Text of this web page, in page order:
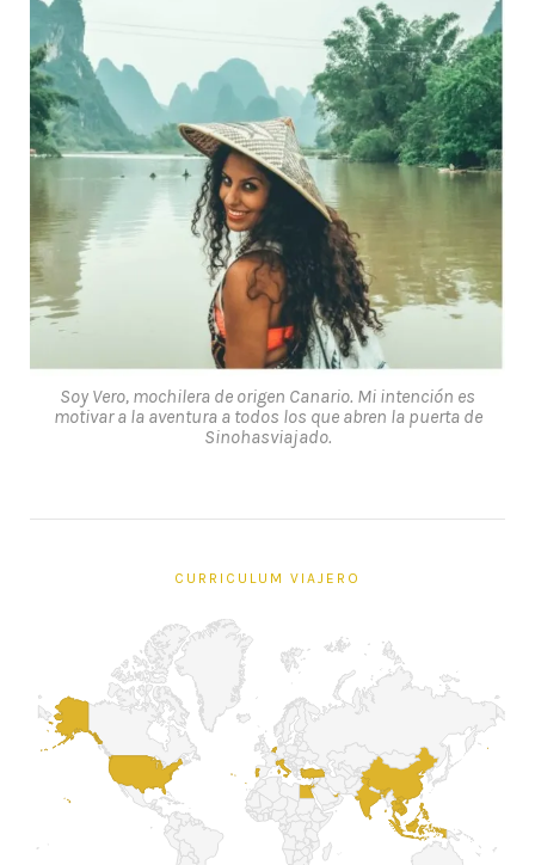
Soy Vero, mochilera de origen Canario. Mi intención es
motivar a la aventura a todos los que abren la puerta de
Sinohasviajado.
CURRICULUM VIAJERO